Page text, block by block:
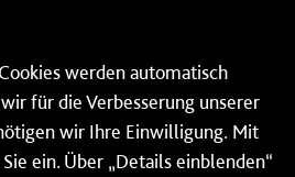
7 und ab 18 Uhr sowie an
ganztags werden Ihre
an ein Callcenter des
werden automatisch
für die Verbesserung unserer
wir Ihre Einwilligung. Mit
ein. Über „Details einblenden“